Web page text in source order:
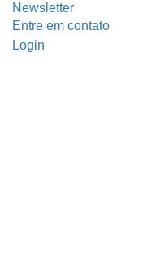
Newsletter
Entre em contato
Login